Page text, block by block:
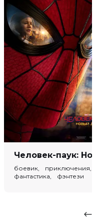
боевик, приключения,
фантастика, фэнтези